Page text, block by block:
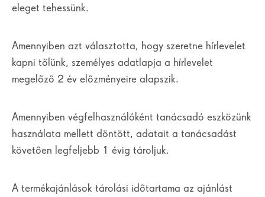
eleget tehessünk.
Amennyiben azt választotta, hogy szeretne hírlevelet
kapni tőlünk, személyes adatlapja a hírlevelet
megelőző 2 év előzményeire alapszik.
Amennyiben végfelhasználóként tanácsadó eszközünk
használata mellett döntött, adatait a tanácsadást
követően legfeljebb 1 évig tároljuk.
A termékajánlások tárolási időtartama az ajánlást